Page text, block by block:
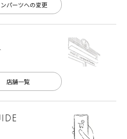
パーツへの変更
店舗一覧